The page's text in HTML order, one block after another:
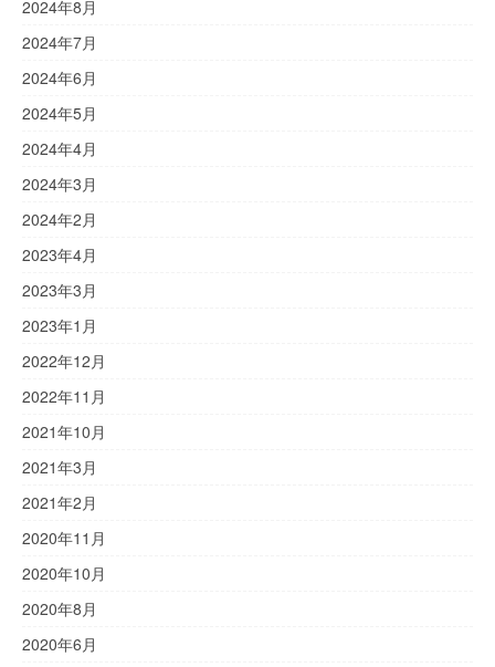
2024年8月
2024年7月
2024年6月
2024年5月
2024年4月
2024年3月
2024年2月
2023年4月
2023年3月
2023年1月
2022年12月
2022年11月
2021年10月
2021年3月
2021年2月
2020年11月
2020年10月
2020年8月
2020年6月